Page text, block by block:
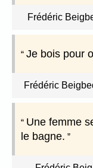
Frédéric
Je bois pour
Frédéric
Une femme
le bagne.